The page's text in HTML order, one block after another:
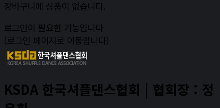
장바구니에 상품이 없습니다.
로그인이 필요한 기능입니다
(로그인 페이지로 이동합니다)
KSDA 한국셔플댄스협회 | 협회장 : 정